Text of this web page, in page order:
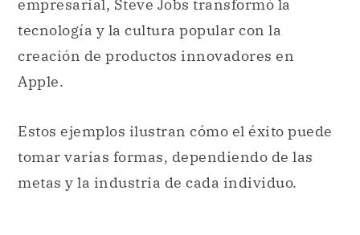
empresarial, Steve Jobs transformó la
tecnología y la cultura popular con la
creación de productos innovadores en
Apple.
Estos ejemplos ilustran cómo el éxito puede
tomar varias formas, dependiendo de las
metas y la industria de cada individuo.